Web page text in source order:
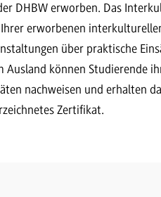
DHBW erworben. Das
erworbenen
über praktische
Ausland können Studierende
nachweisen und erhalten
Zertifikat.